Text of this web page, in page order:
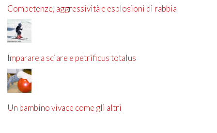
Competenze, aggressività e esplosioni di rabbia
Imparare a sciare e petrificus totalus
Un bambino vivace come gli altri